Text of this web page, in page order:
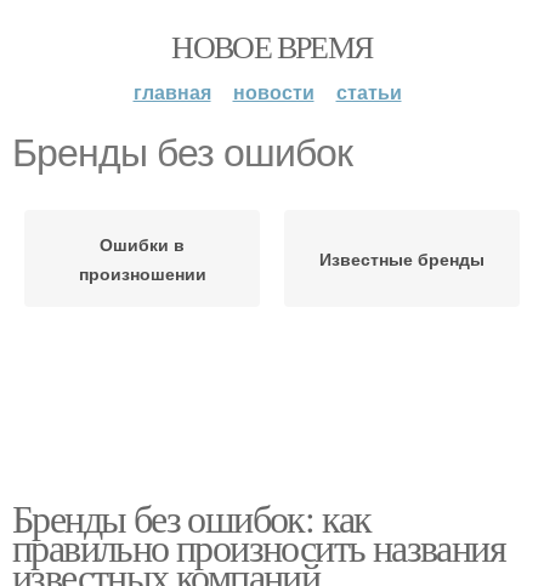
НОВОЕ ВРЕМЯ
главная новости статьи
Бренды без ошибок
Ошибки в
произношении
Известные бренды
Бренды без ошибок: как
правильно произносить названия